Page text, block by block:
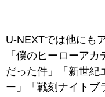
U-NEXTでは他にも
「僕のヒーローア
だった件」「新世紀
ー」「戦刻ナイトブ